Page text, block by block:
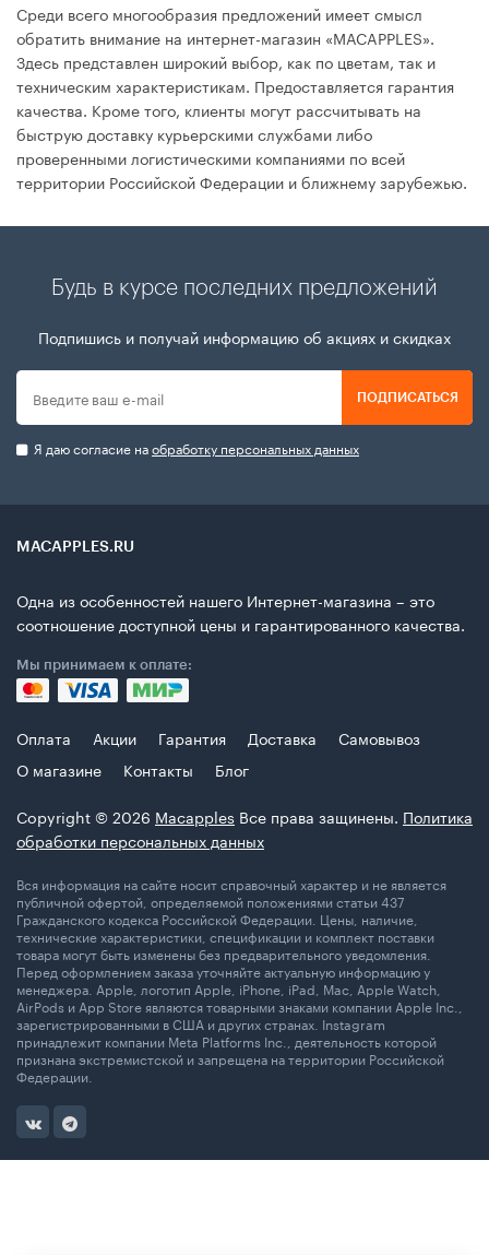
Среди всего многообразия предложений имеет смысл
обратить внимание на интернет-магазин «MACAPPLES».
Здесь представлен широкий выбор, как по цветам, так и
техническим характеристикам. Предоставляется гарантия
качества. Кроме того, клиенты могут рассчитывать на
быструю доставку курьерскими службами либо
проверенными логистическими компаниями по всей
территории Российской Федерации и ближнему зарубежью.
Будь в курсе последних предложений
Подпишись и получай информацию об акциях и скидках
ПОДПИСАТЬСЯ
Я даю согласие наобработку персональных данных
MACAPPLES.RU
Одна из особенностей нашего Интернет-магазина – это
соотношение доступной цены и гарантированного качества.
Мы принимаем к оплате:
Оплата Акции Гарантия Доставка
Самовывоз
О магазине
Контакты
Блог
Copyright © 2026 Macapples Все права защинены. Политика
обработки персональных данных
Вся информация на сайте носит справочный характер и не является
публичной офертой, определяемой положениями статьи 437
Гражданского кодекса Российской Федерации. Цены, наличие,
технические характеристики, спецификации и комплект поставки
товара могут быть изменены без предварительного уведомления.
Перед оформлением заказа уточняйте актуальную информацию у
менеджера. Apple, логотип Apple, iPhone, iPad, Mac, Apple Watch,
AirPods и App Store являются товарными знаками компании Apple Inc.,
зарегистрированными в США и других странах. Instagram
принадлежит компании Meta Platforms Inc., деятельность которой
признана экстремистской и запрещена на территории Российской
Федерации.